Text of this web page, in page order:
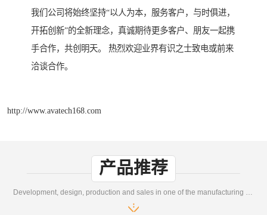
我们公司将始终坚持“以人为本，服务客户，与时俱进，
开拓创新”的全新理念，真诚期待更多客户、朋友一起携
手合作，共创明天。 热烈欢迎业界有识之士致电或前来
洽谈合作。
http://www.avatech168.com
产品推荐
Development, design, production and sales in one of the manufacturing enterprises